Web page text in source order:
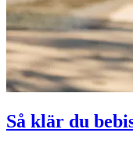
Så klär du